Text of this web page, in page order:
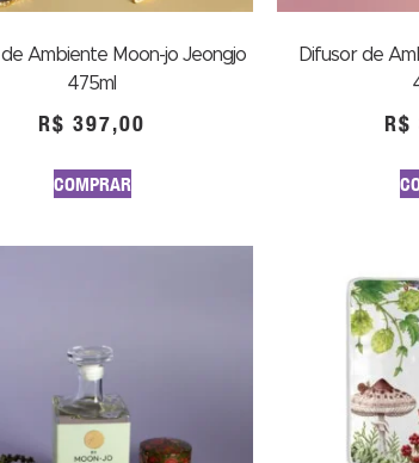
Ambiente Moon-jo Jeongjo
475ml
R$ 397,00
COMPRAR
Difusor de
R$